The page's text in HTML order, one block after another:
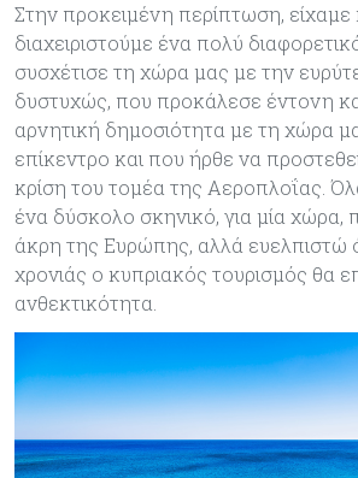
Στην προκειμένη περίπτωση, είχαμε
διαχειριστούμε ένα πολύ
συσχέτισε τη χώρα μας με την
δυστυχώς, που προκάλεσε έντονη
αρνητική δημοσιότητα με τη χώρα
επίκεντρο και που ήρθε να
κρίση του τομέα της Αεροπλοΐας.
ένα δύσκολο σκηνικό, για μία χώρα,
άκρη της Ευρώπης, αλλά ευελπιστώ
χρονιάς ο κυπριακός τουρισμός θα
ανθεκτικότητα.